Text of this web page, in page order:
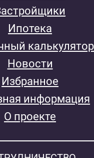
Ипотека
калькулятор
Новости
Избранное
информация
О проекте